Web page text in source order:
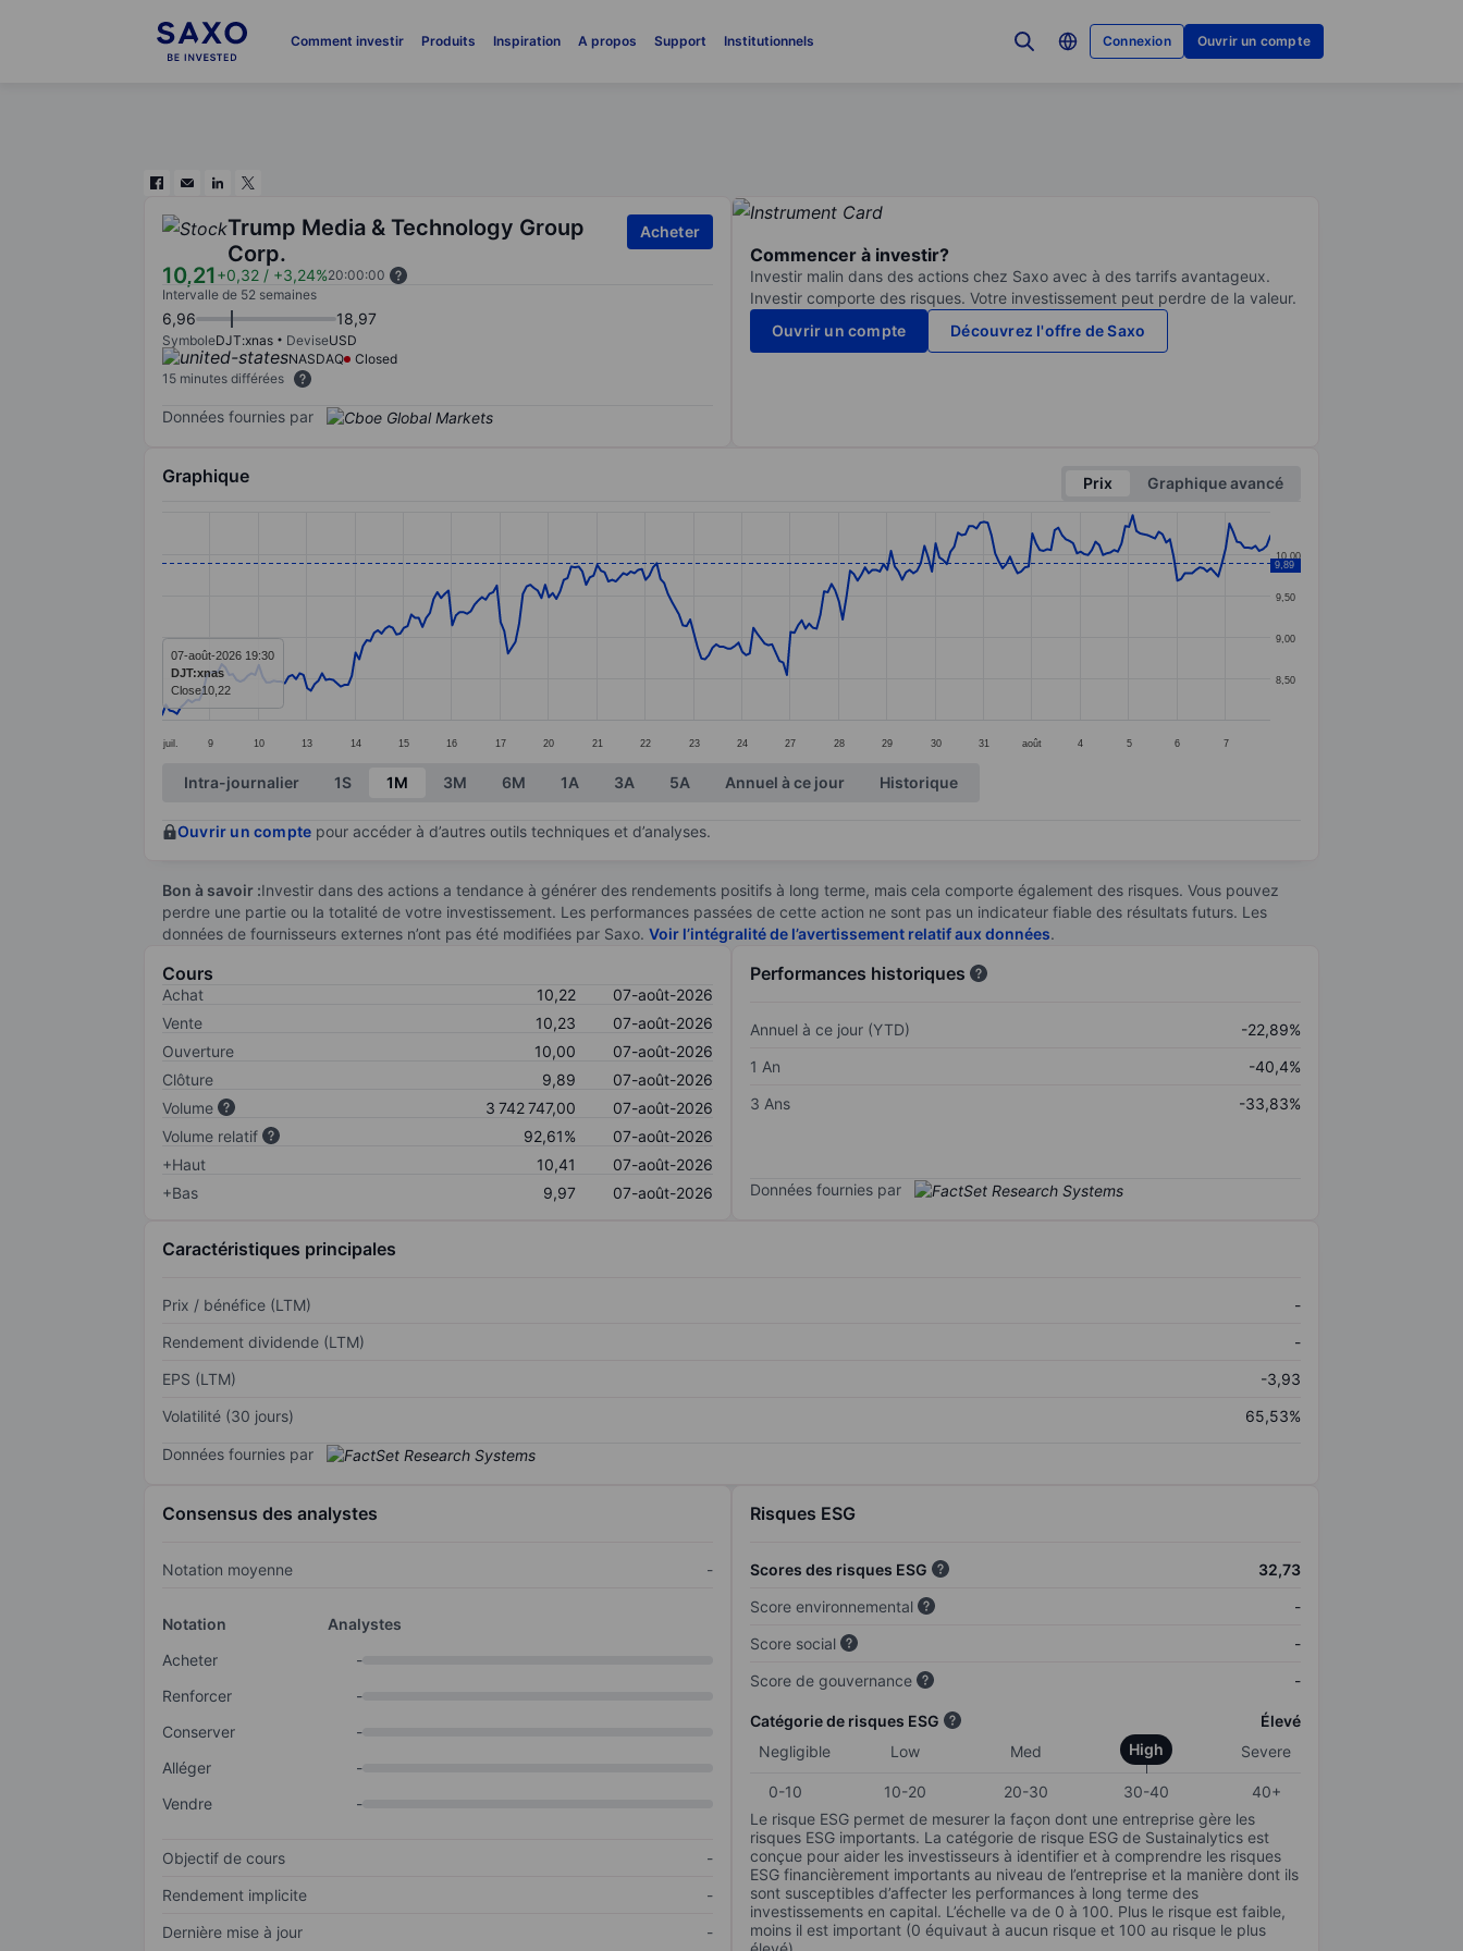
Comment investir Produits Inspiration A propos Support Institutionnels Connexion Ouvrir un compte
Trump Media & Technology Group
Corp.
10,21+0,32 / +3,24%20:00:00
Acheter
Intervalle de 52 semaines
6,96 18,97
SymboleDJT:xnas DeviseUSD
NASDAQ
Closed
15 minutes différées
Données fournies par
Commencer à investir?
Investir malin dans des actions chez Saxo avec à des tarrifs avantageux.
Investir comporte des risques. Votre investissement peut perdre de la valeur.
Ouvrir un compte
Découvrez l'offre de Saxo
Graphique Prix
Graphique avancé
Line chart with 299 data points.
The chart has 1 X axis displaying categories.
The chart has 1 Y axis displaying values. Data ranges from 8.06 to 10.47.
juil. 9 10 13 14 15 16 17 20 21 22 23 24 27 28 29 30 31 août 4 5 6 7
8,50
9,00
9,50
10,00
9,89
07-août-2026 19:30
DJT:xnas
Close10,22
End of interactive chart.
Intra-journalier 1S 1M 3M 6M 1A 3A 5A Annuel à ce jour Historique
Ouvrir un compte pour accéder à d’autres outils techniques et d’analyses.
Bon à savoir :Investir dans des actions a tendance à générer des rendements positifs à long terme, mais cela comporte également des risques. Vous pouvez
perdre une partie ou la totalité de votre investissement. Les performances passées de cette action ne sont pas un indicateur fiable des résultats futurs. Les
données de fournisseurs externes n’ont pas été modifiées par Saxo. Voir l’intégralité de l’avertissement relatif aux données.
Cours
Achat 10,22
07-août-2026
Vente
10,23
07-août-2026
Ouverture
10,00
07-août-2026
Clôture
9,89
07-août-2026
Volume
3 742 747,00
07-août-2026
Volume relatif
92,61%
07-août-2026
+Haut
10,41
07-août-2026
+Bas
9,97 07-août-2026
Performances historiques
Annuel à ce jour (YTD)
-22,89%
1 An
-40,4%
3 Ans
-33,83%
Données fournies par
Caractéristiques principales
Prix / bénéfice (LTM)
-
Rendement dividende (LTM)
-
EPS (LTM)
-3,93
Volatilité (30 jours)
65,53%
Données fournies par
Consensus des analystes
Notation moyenne -
Notation
Analystes
Acheter
-
Renforcer
-
Conserver
-
Alléger
-
Vendre
-
Objectif de cours
-
Rendement implicite
-
Dernière mise à jour
-
Risques ESG
Scores des risques ESG
32,73
Score environnemental
-
Score social
-
Score de gouvernance
-
Catégorie de risques ESG
Élevé
Negligible
Low Med High Severe
0-10 10-20 20-30 30-40
40+
Le risque ESG permet de mesurer la façon dont une entreprise gère les
risques ESG importants. La catégorie de risque ESG de Sustainalytics est
conçue pour aider les investisseurs à identifier et à comprendre les risques
ESG financièrement importants au niveau de l’entreprise et la manière dont ils
sont susceptibles d’affecter les performances à long terme des
investissements en capital. L’échelle va de 0 à 100. Plus le risque est faible,
moins il est important (0 équivaut à aucun risque et 100 au risque le plus